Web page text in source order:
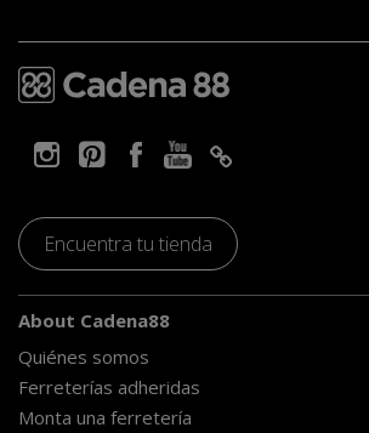
Encuentra tu tienda
About Cadena88
Quiénes somos
Ferreterías adheridas
Monta una ferretería